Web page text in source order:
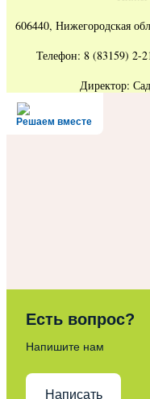
606440, Нижегородская
Телефон: 8 (83159) 2-
Директор:
Решаем вместе
Есть вопрос?
Напишите нам
Написать